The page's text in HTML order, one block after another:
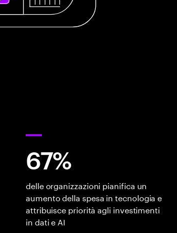
67%
delle organizzazioni pianifica un
aumento della spesa in tecnologia e
attribuisce priorità agli investimenti
in dati e AI